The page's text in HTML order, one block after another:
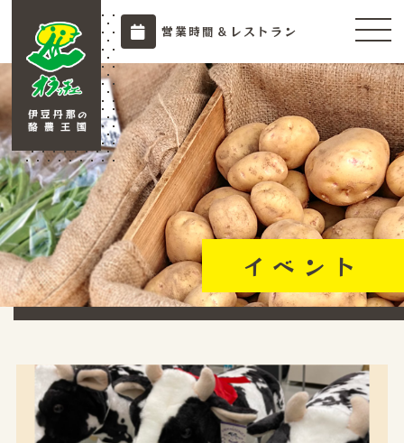
営業時間＆レストラン
イベント